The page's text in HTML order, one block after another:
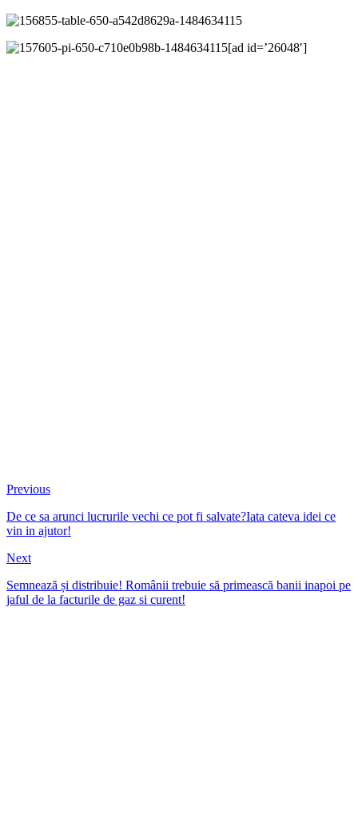
[ad id=’26048′]
Previous
De ce sa arunci lucrurile vechi ce pot fi salvate?Iata cateva idei ce
vin in ajutor!
Next
Semnează și distribuie! Românii trebuie să primească banii inapoi pe
jaful de la facturile de gaz si curent!